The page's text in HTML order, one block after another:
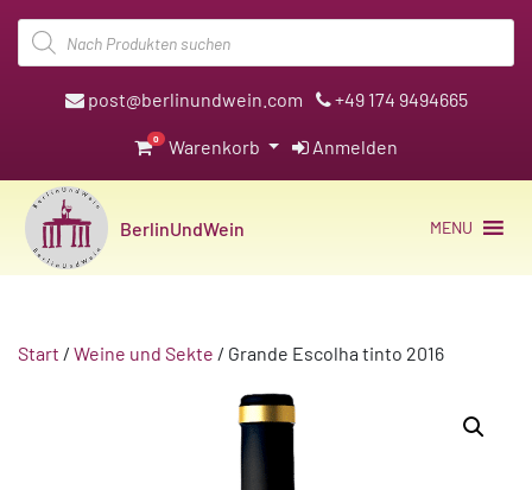
Products
search
post@berlinundwein.com +49 174 9494665
0 Warenkorb Anmelden
BerlinUndWein MENU
Start / Weine und Sekte / Grande Escolha tinto 2016